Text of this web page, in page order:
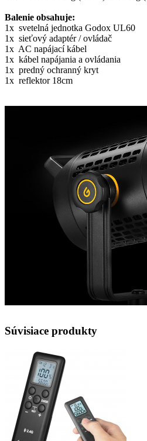
Balenie obsahuje:
1x svetelná jednotka Godox UL60
1x sieťový adaptér / ovládač
1x AC napájací kábel
1x kábel napájania a ovládania
1x predný ochranný kryt
1x reflektor 18cm
Súvisiace produkty